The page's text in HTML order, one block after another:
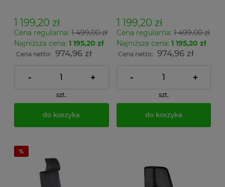
podparciem lędźwiowym
| Zgodne z nową
dyrektywą UE 2024!
1 199,20 zł
Cena regularna: 1 499,00 zł
Najniższa cena: 1 195,20 zł
Cena netto: 974,96 zł
- +
szt.
do koszyka
zagłówkiem i
podparciem lędźwiowym
| Zgodne z nową
dyrektywą UE 2024!
1 199,20 zł
Cena regularna:1 499,00 zł
Najniższa cena: 1 195,20 zł
Cena netto: 974,96 zł
- +
szt.
do koszyka